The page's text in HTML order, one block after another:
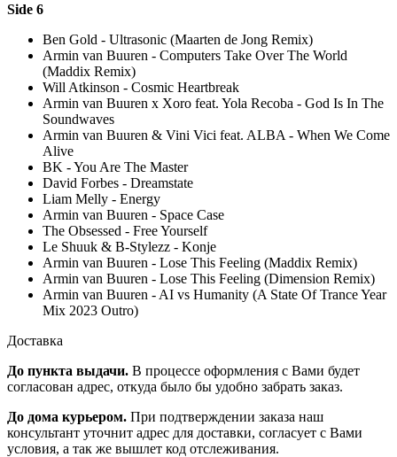
Side 6
Ben Gold - Ultrasonic (Maarten de Jong Remix)
Armin van Buuren - Computers Take Over The World
(Maddix Remix)
Will Atkinson - Cosmic Heartbreak
Armin van Buuren x Xoro feat. Yola Recoba - God Is In The
Soundwaves
Armin van Buuren & Vini Vici feat. ALBA - When We Come
Alive
BK - You Are The Master
David Forbes - Dreamstate
Liam Melly - Energy
Armin van Buuren - Space Case
The Obsessed - Free Yourself
Le Shuuk & B-Stylezz - Konje
Armin van Buuren - Lose This Feeling (Maddix Remix)
Armin van Buuren - Lose This Feeling (Dimension Remix)
Armin van Buuren - AI vs Humanity (A State Of Trance Year
Mix 2023 Outro)
Доставка
До пункта выдачи. В процессе оформления с Вами будет
согласован адрес, откуда было бы удобно забрать заказ.
До дома курьером. При подтверждении заказа наш
консультант уточнит адрес для доставки, согласует с Вами
условия, а так же вышлет код отслеживания.